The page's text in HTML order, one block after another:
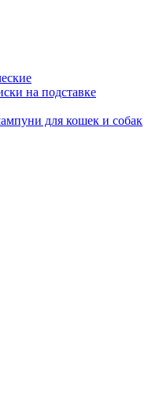
на подставке
для кошек и собак